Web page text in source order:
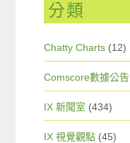
分類
Chatty Charts (12)
Comscore數據公告
IX 新聞室 (434)
IX 視覺觀點 (45)